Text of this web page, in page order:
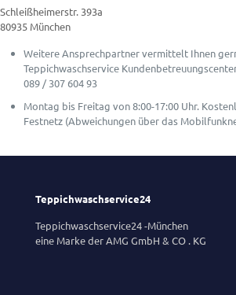
Schleißheimerstr. 393a
80935 München
Weitere Ansprechpartner vermittelt Ihnen
Teppichwaschservice
089 / 307 604 93
Montag bis Freitag von 8:00-17:00 Uhr.
Festnetz (Abweichungen über das
Teppichwaschservice24
Teppichwaschservice24 -München
eine Marke der AMG GmbH & CO . KG